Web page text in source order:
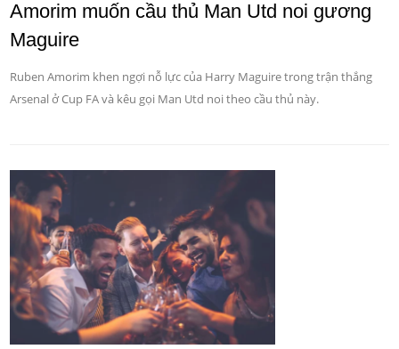
Amorim muốn cầu thủ Man Utd noi gương
Maguire
Ruben Amorim khen ngợi nỗ lực của Harry Maguire trong trận thắng
Arsenal ở Cup FA và kêu gọi Man Utd noi theo cầu thủ này.